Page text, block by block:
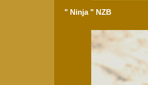
" Ninja " NZB